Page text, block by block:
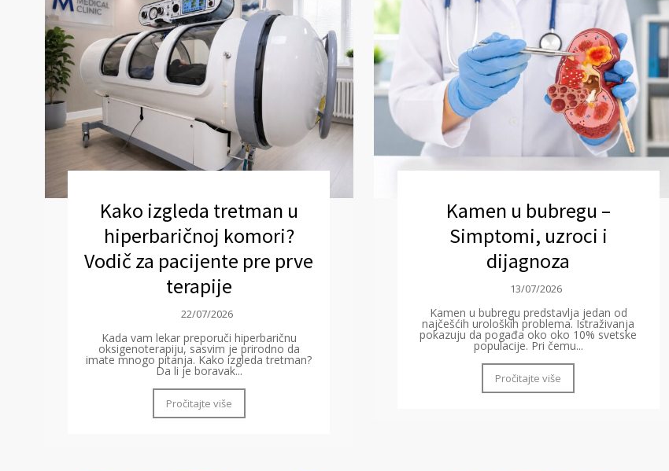
Kako izgleda tretman u
hiperbaričnoj komori?
Vodič za pacijente pre prve
terapije
22/07/2026
Kada vam lekar preporuči hiperbaričnu
oksigenoterapiju, sasvim je prirodno da
imate mnogo pitanja. Kako izgleda tretman?
Da li je boravak...
Pročitajte više
Kamen u bubregu –
Simptomi, uzroci i
dijagnoza
13/07/2026
Kamen u bubregu predstavlja jedan od
najčešćih uroloških problema. Istraživanja
pokazuju da pogađa oko oko 10% svetske
populacije. Pri čemu...
Pročitajte više